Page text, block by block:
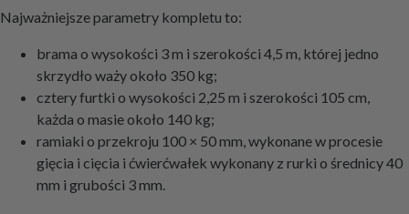
Najważniejsze parametry kompletu to:
brama o wysokości 3 m i szerokości 4,5 m, której jedno
skrzydło waży około 350 kg;
cztery furtki o wysokości 2,25 m i szerokości 105 cm,
każda o masie około 140 kg;
ramiaki o przekroju 100 × 50 mm, wykonane w procesie
gięcia i cięcia i ćwierćwałek wykonany z rurki o średnicy 40
mm i grubości 3 mm.